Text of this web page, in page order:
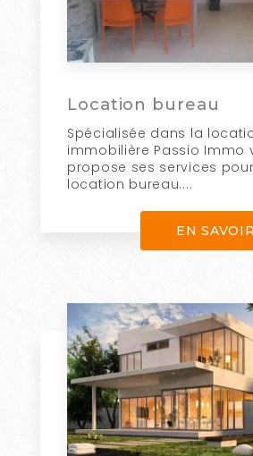
Location bureau
Spécialisée dans la
immobilière Passio Immo
propose ses services
location bureau....
EN